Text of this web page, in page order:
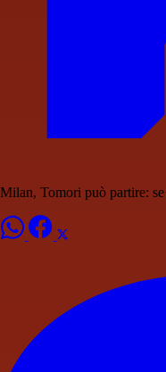
Milan, Tomori può partire: